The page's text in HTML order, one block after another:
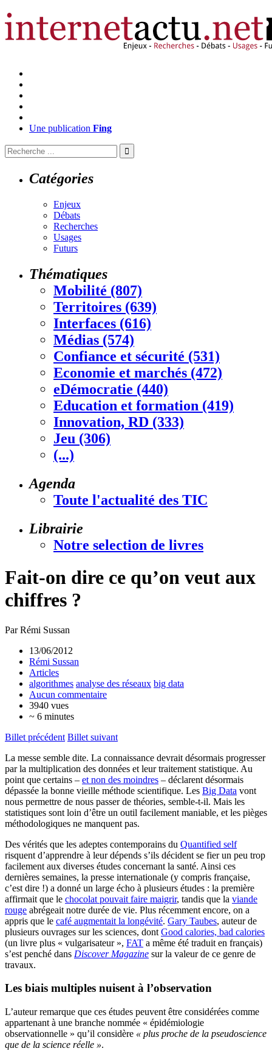
Une publication Fing
Catégories
Enjeux
Débats
Recherches
Usages
Futurs
Thématiques
Mobilité (807)
Territoires (639)
Interfaces (616)
Médias (574)
Confiance et sécurité (531)
Economie et marchés (472)
eDémocratie (440)
Education et formation (419)
Innovation, RD (333)
Jeu (306)
(...)
Agenda
Toute l'actualité des TIC
Librairie
Notre selection de livres
Fait-on dire ce qu’on veut aux
chiffres ?
Par Rémi Sussan
13/06/2012
Rémi Sussan
Articles
algorithmes analyse des réseaux big data
Aucun commentaire
3940 vues
~ 6 minutes
Billet précédent Billet suivant
La messe semble dite. La connaissance devrait désormais progresser
par la multiplication des données et leur traitement statistique. Au
point que certains – et non des moindres – déclarent désormais
dépassée la bonne vieille méthode scientifique. Les Big Data vont
nous permettre de nous passer de théories, semble-t-il. Mais les
statistiques sont loin d’être un outil facilement maniable, et les pièges
méthodologiques ne manquent pas.
Des vérités que les adeptes contemporains du Quantified self
risquent d’apprendre à leur dépends s’ils décident se fier un peu trop
facilement aux diverses études concernant la santé. Ainsi ces
dernières semaines, la presse internationale (y compris française,
c’est dire !) a donné un large écho à plusieurs études : la première
affirmait que le chocolat pouvait faire maigrir, tandis que la viande
rouge abrégeait notre durée de vie. Plus récemment encore, on a
appris que le café augmentait la longévité. Gary Taubes, auteur de
plusieurs ouvrages sur les sciences, dont Good calories, bad calories
(un livre plus « vulgarisateur », FAT a même été traduit en français)
s’est penché dans Discover Magazine sur la valeur de ce genre de
travaux.
Les biais multiples nuisent à l’observation
L’auteur remarque que ces études peuvent être considérées comme
appartenant à une branche nommée « épidémiologie
observationnelle » qu’il considère « plus proche de la pseudoscience
que de la science réelle ».